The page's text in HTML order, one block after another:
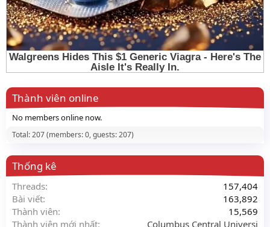
Thành viên online
No members online now.
Total: 207 (members: 0, guests: 207)
Thống kê
Threads
157,404
Bài viết
163,892
Thành viên
15,569
Thành viên mới nhất
Columbus Central Universi